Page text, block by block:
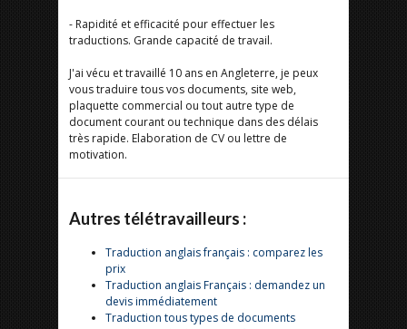
- Rapidité et efficacité pour effectuer les
traductions. Grande capacité de travail.
J'ai vécu et travaillé 10 ans en Angleterre, je peux
vous traduire tous vos documents, site web,
plaquette commercial ou tout autre type de
document courant ou technique dans des délais
très rapide. Elaboration de CV ou lettre de
motivation.
Autres télétravailleurs :
Traduction anglais français : comparez les
prix
Traduction anglais Français : demandez un
devis immédiatement
Traduction tous types de documents